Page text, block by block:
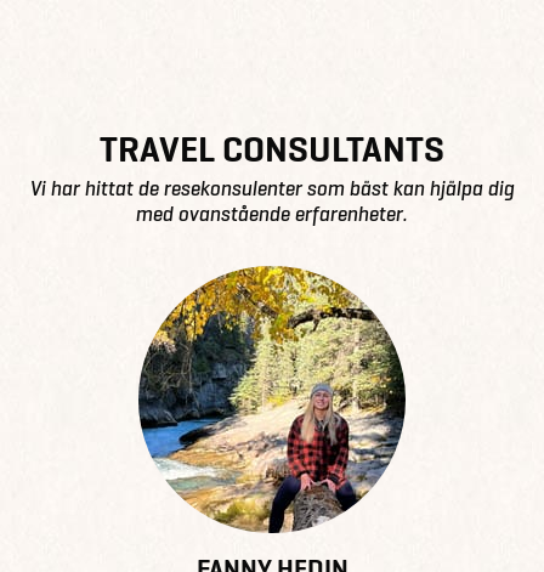
TRAVEL CONSULTANTS
Vi har hittat de resekonsulenter som bäst kan hjälpa dig
med ovanstående erfarenheter.